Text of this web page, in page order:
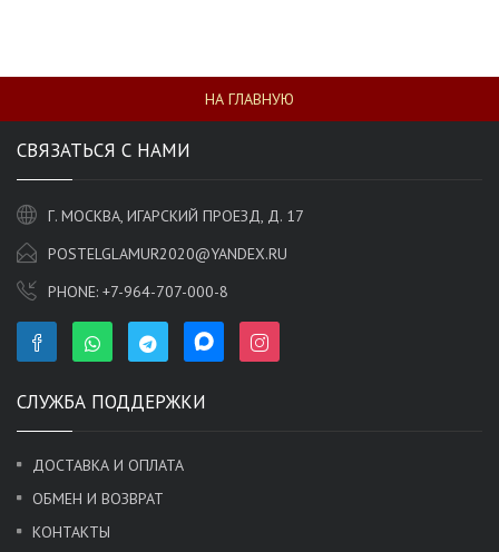
НА ГЛАВНУЮ
СВЯЗАТЬСЯ С НАМИ
Г. МОСКВА, ИГАРСКИЙ ПРОЕЗД, Д. 17
POSTELGLAMUR2020@YANDEX.RU
PHONE: +7-964-707-000-8
СЛУЖБА ПОДДЕРЖКИ
ДОСТАВКА И ОПЛАТА
ОБМЕН И ВОЗВРАТ
КОНТАКТЫ